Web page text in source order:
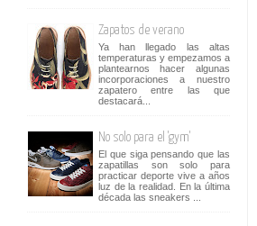
Zapatos de verano
Ya han llegado las altas
temperaturas y empezamos a
plantearnos hacer algunas
incorporaciones a nuestro
zapatero entre las que
destacará...
No solo para el 'gym'
El que siga pensando que las
zapatillas son solo para
practicar deporte vive a años
luz de la realidad. En la última
década las sneakers ...